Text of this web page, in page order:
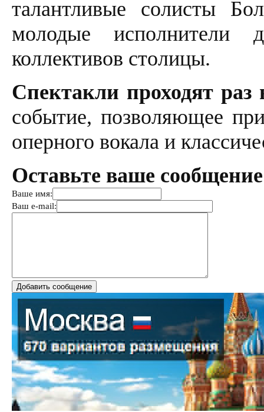
талантливые солисты
молодые исполнители
коллективов столицы.
Спектакли проходят раз
событие, позволяющее
оперного вокала и
Оставьте ваше
Ваше имя:
Ваш e-mail: